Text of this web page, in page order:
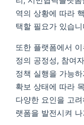
역의 상황에 따라
택할 필요가 있습니
또한 플랫폼에서
정의 공정성, 참여
정책 실행을 가능
확보 상태에 따라
다양한 요인을 고
랫폼을 발전시켜